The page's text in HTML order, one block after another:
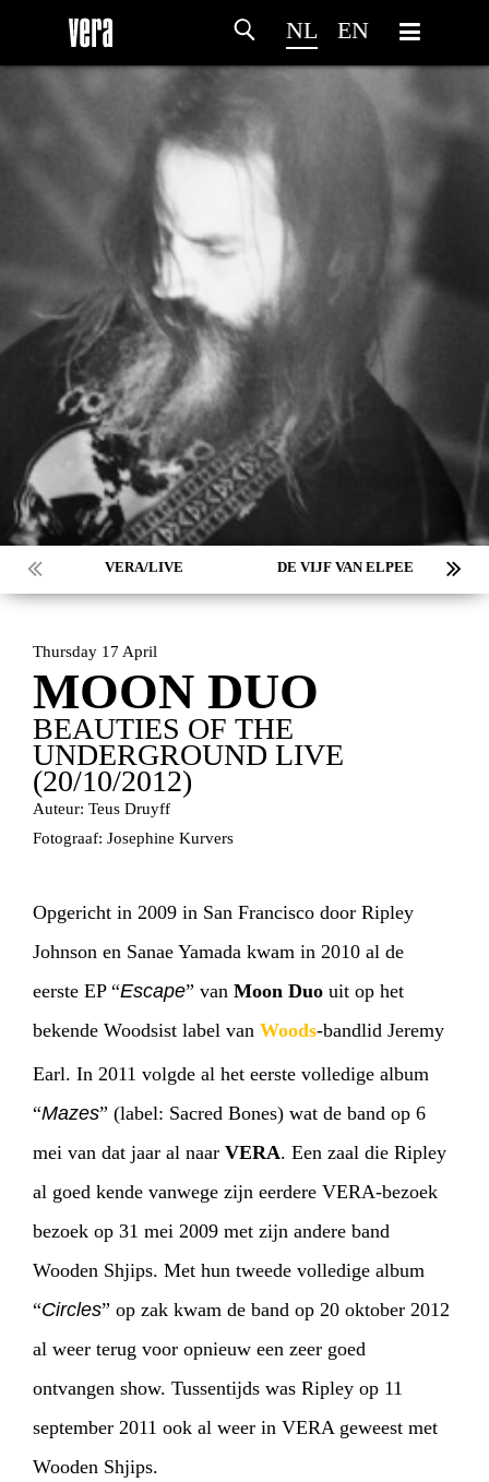
NL EN
VERA/LIVE DE VIJF VAN ELPEE
Thursday 17 April
MOON DUO
BEAUTIES OF THE
UNDERGROUND LIVE
(20/10/2012)
Auteur: Teus Druyff
Fotograaf: Josephine Kurvers
Opgericht in 2009 in San Francisco door Ripley
Johnson en Sanae Yamada kwam in 2010 al de
eerste EP “Escape” van Moon Duo uit op het
bekende Woodsist label van Woods-bandlid Jeremy
Earl. In 2011 volgde al het eerste volledige album
“Mazes” (label: Sacred Bones) wat de band op 6
mei van dat jaar al naar VERA. Een zaal die Ripley
al goed kende vanwege zijn eerdere VERA-bezoek
bezoek op 31 mei 2009 met zijn andere band
Wooden Shjips. Met hun tweede volledige album
“Circles” op zak kwam de band op 20 oktober 2012
al weer terug voor opnieuw een zeer goed
ontvangen show. Tussentijds was Ripley op 11
september 2011 ook al weer in VERA geweest met
Wooden Shjips.